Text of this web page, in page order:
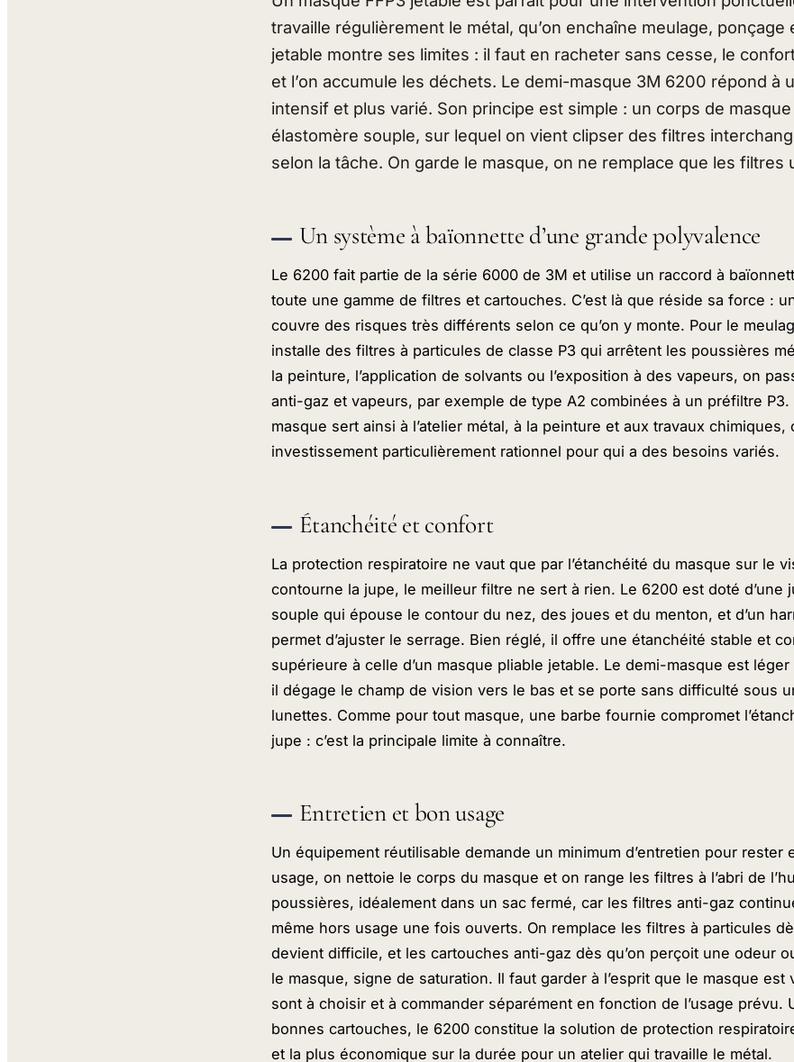
travaille régulièrement le métal, qu’on enchaîne meulage, ponçage
jetable montre ses limites : il faut en racheter sans cesse, le
et l’on accumule les déchets. Le demi-masque 3M 6200 répond à
intensif et plus varié. Son principe est simple : un corps de
élastomère souple, sur lequel on vient clipser des filtres
selon la tâche. On garde le masque, on ne remplace que les filtres
Un système à baïonnette d’une grande polyvalence
Le 6200 fait partie de la série 6000 de 3M et utilise un raccord à
toute une gamme de filtres et cartouches. C’est là que réside sa force :
couvre des risques très différents selon ce qu’on y monte. Pour le
installe des filtres à particules de classe P3 qui arrêtent les poussières
la peinture, l’application de solvants ou l’exposition à des vapeurs, on
anti-gaz et vapeurs, par exemple de type A2 combinées à un préfiltre
masque sert ainsi à l’atelier métal, à la peinture et aux travaux
investissement particulièrement rationnel pour qui a des besoins variés.
Étanchéité et confort
La protection respiratoire ne vaut que par l’étanchéité du masque sur le
contourne la jupe, le meilleur filtre ne sert à rien. Le 6200 est doté d’une
souple qui épouse le contour du nez, des joues et du menton, et d’un
permet d’ajuster le serrage. Bien réglé, il offre une étanchéité stable et
supérieure à celle d’un masque pliable jetable. Le demi-masque est
il dégage le champ de vision vers le bas et se porte sans difficulté sous
lunettes. Comme pour tout masque, une barbe fournie compromet
jupe : c’est la principale limite à connaître.
Entretien et bon usage
Un équipement réutilisable demande un minimum d’entretien pour rester
usage, on nettoie le corps du masque et on range les filtres à l’abri de
poussières, idéalement dans un sac fermé, car les filtres anti-gaz
même hors usage une fois ouverts. On remplace les filtres à particules
devient difficile, et les cartouches anti-gaz dès qu’on perçoit une odeur
le masque, signe de saturation. Il faut garder à l’esprit que le masque
sont à choisir et à commander séparément en fonction de l’usage prévu.
bonnes cartouches, le 6200 constitue la solution de protection
et la plus économique sur la durée pour un atelier qui travaille le métal.